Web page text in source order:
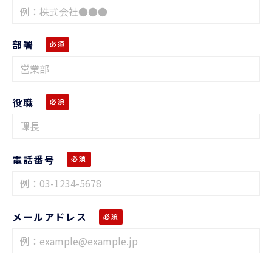
部署
役職
電話番号
メールアドレス